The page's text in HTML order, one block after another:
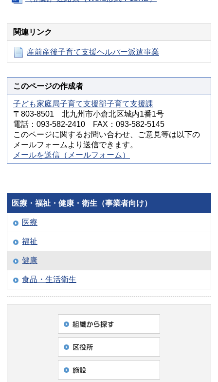
関連リンク
産前産後子育て支援ヘルパー派遣事業
このページの作成者
子ども家庭局子育て支援部子育て支援課
〒803-8501 北九州市小倉北区城内1番1号
電話：093-582-2410 FAX：093-582-5145
このページに関するお問い合わせ、ご意見等は以下の
メールフォームより送信できます。
メールを送信（メールフォーム）
医療・福祉・健康・衛生（事業者向け）
医療
福祉
健康
食品・生活衛生